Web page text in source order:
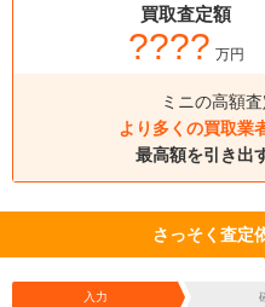
買取査定額
???? 万円
ミニの高額
より多くの買取業
最高額を引き出
さっそく査定
入力